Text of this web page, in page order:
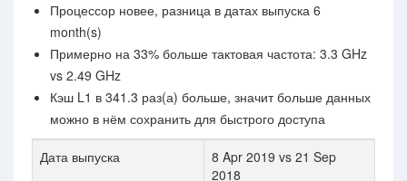
Процессор новее, разница в датах выпуска 6
month(s)
Примерно на 33% больше тактовая частота: 3.3 GHz
vs 2.49 GHz
Кэш L1 в 341.3 раз(а) больше, значит больше данных
можно в нём сохранить для быстрого доступа
Дата выпуска
8 Apr 2019 vs 21 Sep
2018